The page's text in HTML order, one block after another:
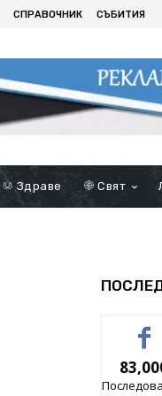
СПРАВОЧНИК СЪБИТИЯ
Здраве Свят